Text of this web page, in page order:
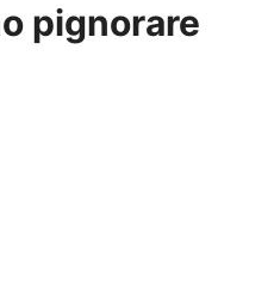
pignorare